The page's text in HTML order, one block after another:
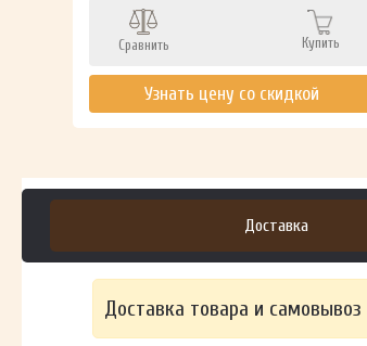
Сравнить Купить
Узнать цену со скидкой
Доставка
Доставка товара и самовывоз